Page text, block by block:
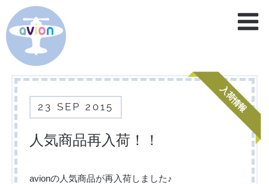
service
blog
入荷情報
23 SEP 2015
人気商品再入荷！！
avionの人気商品が再入荷しました♪